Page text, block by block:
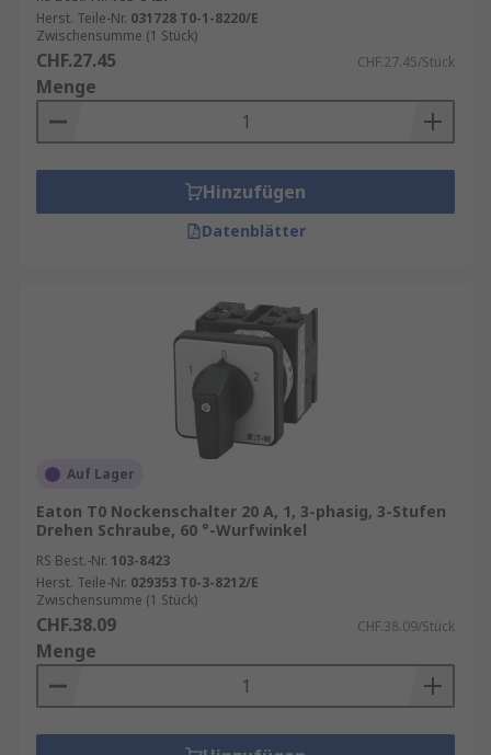
Herst. Teile-Nr. 031728 T0-1-8220/E
Zwischensumme (1 Stück)
CHF.27.45 CHF.27.45/Stück
Menge
Hinzufügen
Datenblätter
Auf Lager
Eaton T0 Nockenschalter 20 A, 1, 3-phasig, 3-Stufen
Drehen Schraube, 60 °-Wurfwinkel
RS Best.-Nr. 103-8423
Herst. Teile-Nr. 029353 T0-3-8212/E
Zwischensumme (1 Stück)
CHF.38.09 CHF.38.09/Stück
Menge